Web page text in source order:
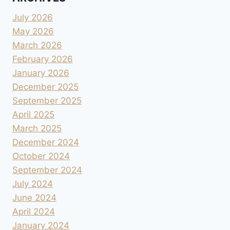
July 2026
May 2026
March 2026
February 2026
January 2026
December 2025
September 2025
April 2025
March 2025
December 2024
October 2024
September 2024
July 2024
June 2024
April 2024
January 2024